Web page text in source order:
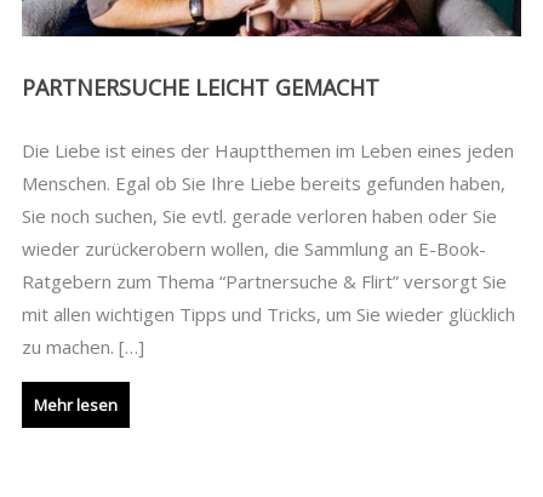
PARTNERSUCHE LEICHT GEMACHT
Die Liebe ist eines der Hauptthemen im Leben eines jeden
Menschen. Egal ob Sie Ihre Liebe bereits gefunden haben,
Sie noch suchen, Sie evtl. gerade verloren haben oder Sie
wieder zurückerobern wollen, die Sammlung an E-Book-
Ratgebern zum Thema “Partnersuche & Flirt” versorgt Sie
mit allen wichtigen Tipps und Tricks, um Sie wieder glücklich
zu machen. […]
Mehr lesen